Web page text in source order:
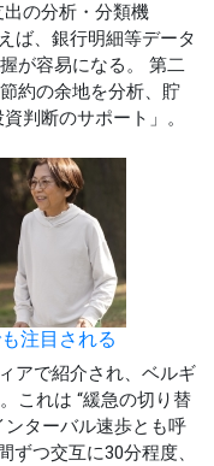
の分析・分類機
ば、銀行明細等データ
が容易になる。 第二
約の余地を分析、貯
判断のサポート」。
注目される
アで紹介され、ベルギ
これは “緩急の切り替
ンターバル速歩とも呼
ずつ交互に30分程度、